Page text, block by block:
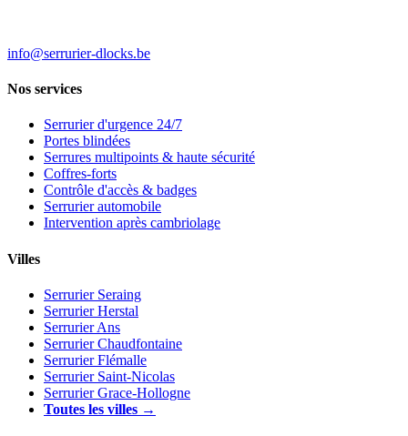
info@serrurier-dlocks.be
Nos services
Serrurier d'urgence 24/7
Portes blindées
Serrures multipoints & haute sécurité
Coffres-forts
Contrôle d'accès & badges
Serrurier automobile
Intervention après cambriolage
Villes
Serrurier Seraing
Serrurier Herstal
Serrurier Ans
Serrurier Chaudfontaine
Serrurier Flémalle
Serrurier Saint-Nicolas
Serrurier Grace-Hollogne
Toutes les villes →